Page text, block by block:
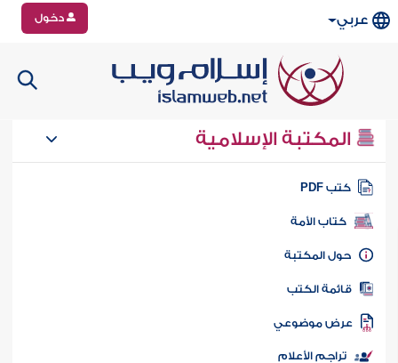
عربي دخول
المكتبة الإسلامية
كتب PDF
كتاب الأمة
المكتبة
الكتب